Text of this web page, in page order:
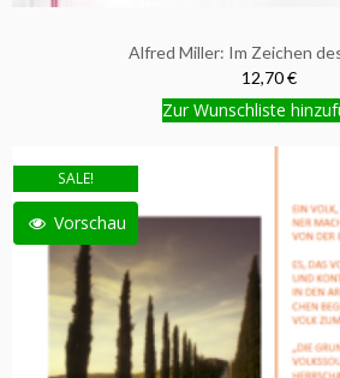
Alfred Miller: Im Zeichen
12,70 €
Zur Wunschliste
SALE!
Vorschau